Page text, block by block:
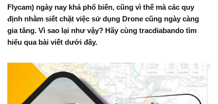
Flycam) ngày nay khá phổ biến, cũng vì thế mà các quy
định nhằm siết chặt việc sử dụng Drone cũng ngày càng
gia tăng. Vì sao lại như vậy? Hãy cùng tracdiabando tìm
hiểu qua bài viết dưới đây.